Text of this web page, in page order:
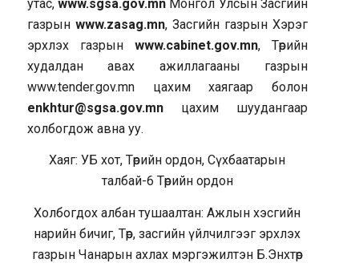
утас,www.sgsa.gov.mn Монгол Улсын Засгийн
газрын www.zasag.mn, Засгийн газрын Хэрэг
эрхлэх газрынwww.cabinet.gov.mn, Төрийн
худалдан авах ажиллагааны газрын
www.tender.gov.mn цахим хаягаар болон
enkhtur@sgsa.gov.mnцахим шуудангаар
холбогдож авна уу.
Хаяг: УБ хот, Төрийн ордон, Сүхбаатарын
талбай-6 Төрийн ордон
Холбогдох албан тушаалтан: Ажлын хэсгийн
нарийн бичиг, Төр, засгийн үйлчилгээг эрхлэх
газрын Чанарын ахлах мэргэжилтэн Б.Энхтөр